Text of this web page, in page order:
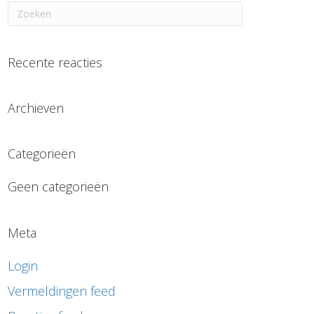
Recente reacties
Archieven
Categorieën
Geen categorieën
Meta
Login
Vermeldingen feed